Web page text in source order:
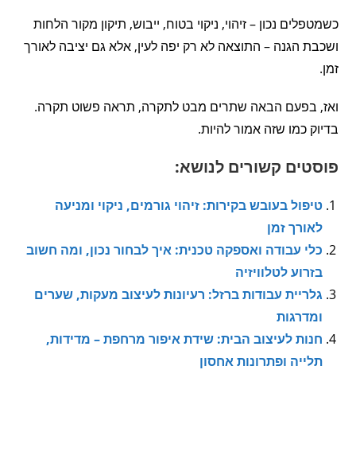
כשמטפלים נכון – זיהוי, ניקוי בטוח, ייבוש, תיקון מקור הלחות
ושכבת הגנה – התוצאה לא רק יפה לעין, אלא גם יציבה לאורך
זמן.
ואז, בפעם הבאה שתרים מבט לתקרה, תראה פשוט תקרה.
בדיוק כמו שזה אמור להיות.
פוסטים קשורים לנושא:
טיפול בעובש בקירות: זיהוי גורמים, ניקוי ומניעה
לאורך זמן
כלי עבודה ואספקה טכנית: איך לבחור נכון, ומה חשוב
בזרוע לטלוויזיה
גלריית עבודות ברזל: רעיונות לעיצוב מעקות, שערים
ומדרגות
חנות לעיצוב הבית: שידת איפור מרחפת – מדידות,
תלייה ופתרונות אחסון